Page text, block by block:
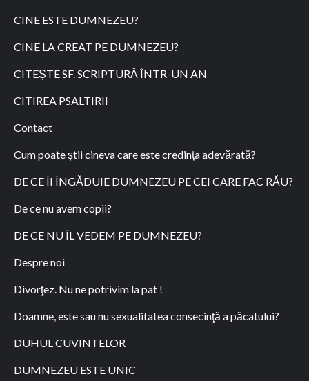
CINE ESTE DUMNEZEU?
CINE LA CREAT PE DUMNEZEU?
CITEȘTE SF. SCRIPTURĂ ÎNTR-UN AN
CITIREA PSALTIRII
Contact
Cum poate știi cineva care este credința adevărată?
DE CE ÎI ÎNGĂDUIE DUMNEZEU PE CEI CARE FAC RĂU?
De ce nu avem copii?
DE CE NU ÎL VEDEM PE DUMNEZEU?
Despre noi
Divorţez. Nu ne potrivim la pat !
Doamne, este sau nu sexualitatea consecinţă a păcatului?
DUHUL CUVINTELOR
DUMNEZEU ESTE UNIC